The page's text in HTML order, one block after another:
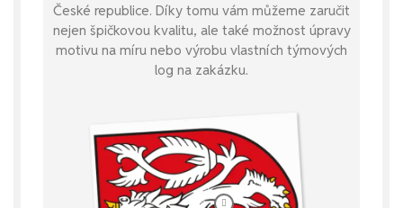
České republice. Díky tomu vám můžeme zaručit
nejen špičkovou kvalitu, ale také možnost úpravy
motivu na míru nebo výrobu vlastních týmových
log na zakázku.